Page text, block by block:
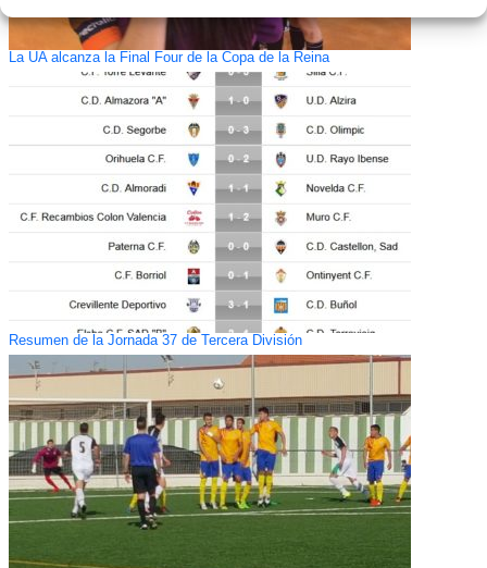
La UA alcanza la Final Four de la Copa de la Reina
Resumen de la Jornada 37 de Tercera División